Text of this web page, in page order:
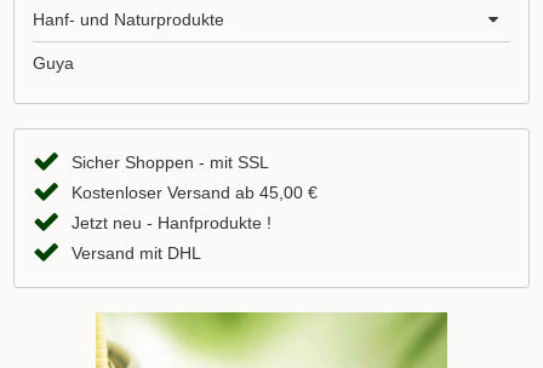
Hanf- und Naturprodukte
Guya
Sicher Shoppen - mit SSL
Kostenloser Versand ab 45,00 €
Jetzt neu - Hanfprodukte !
Versand mit DHL